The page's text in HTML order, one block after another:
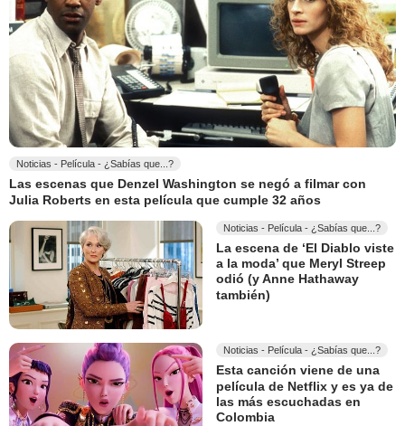
Noticias - Película - ¿Sabías que...?
Las escenas que Denzel Washington se negó a filmar con
Julia Roberts en esta película que cumple 32 años
Noticias - Película - ¿Sabías que...?
La escena de ‘El Diablo viste
a la moda’ que Meryl Streep
odió (y Anne Hathaway
también)
Noticias - Película - ¿Sabías que...?
Esta canción viene de una
película de Netflix y es ya de
las más escuchadas en
Colombia